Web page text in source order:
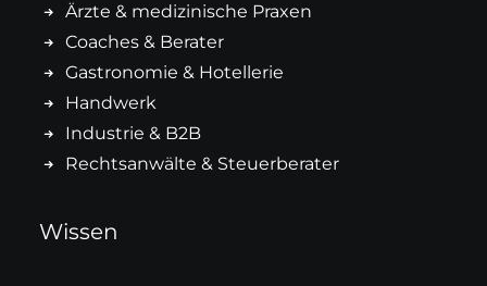
Ärzte & medizinische Praxen
Coaches & Berater
Gastronomie & Hotellerie
Handwerk
Industrie & B2B
Rechtsanwälte & Steuerberater
Wissen